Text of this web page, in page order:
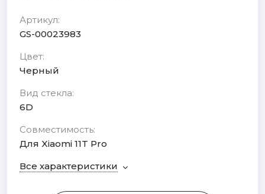
Артикул:
GS-00023983
Цвет:
Черный
Вид стекла:
6D
Совместимость:
Для Xiaomi 11T Pro
Все характеристики